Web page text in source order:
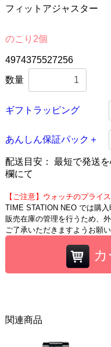
フィットアジャスター
のこり2個
4974375527256
数量
ギフトラッピング
あんしん保証パック＋
配送目安： 最短で発送
欄にて
【ご注意】ウォッチのプライ
TIME STATION NEO では購入
販売在庫の管理を行うため、
ご了承いただきますようお願い
関連商品